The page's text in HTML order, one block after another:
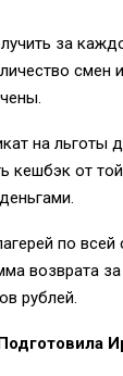
за
смен
на льготы
кешбэк от
по всей
возврата
рублей.